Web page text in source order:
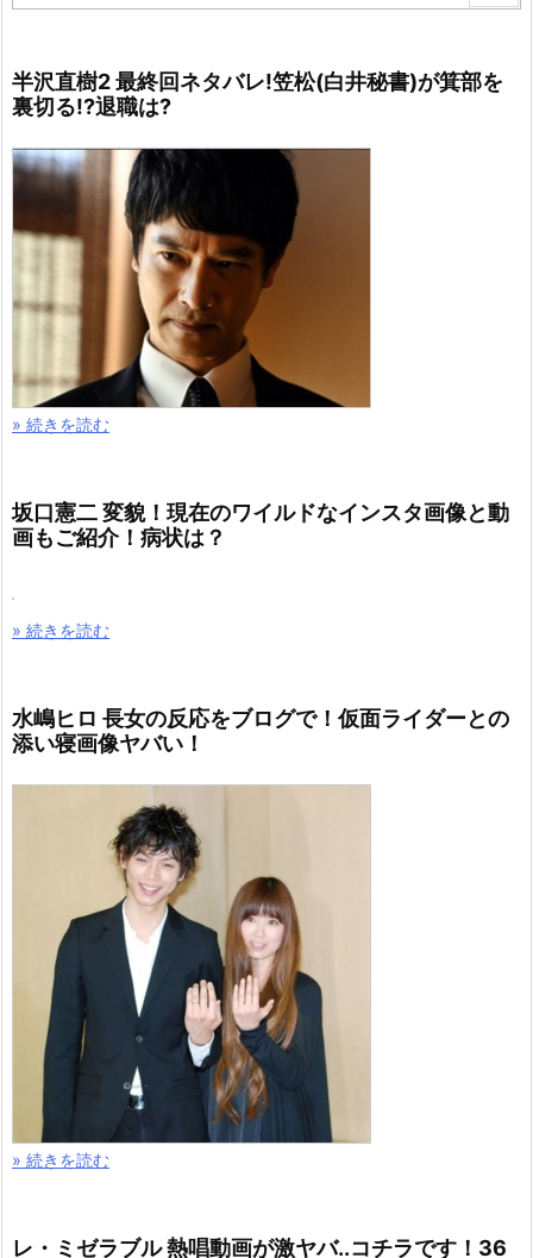
半沢直樹2 最終回ネタバレ!笠松(白井秘書)が箕部を
裏切る!?退職は?
» 続きを読む
坂口憲二 変貌！現在のワイルドなインスタ画像と動
画もご紹介！病状は？
» 続きを読む
水嶋ヒロ 長女の反応をブログで！仮面ライダーとの
添い寝画像ヤバい！
» 続きを読む
レ・ミゼラブル 熱唱動画が激ヤバ..コチラです！36